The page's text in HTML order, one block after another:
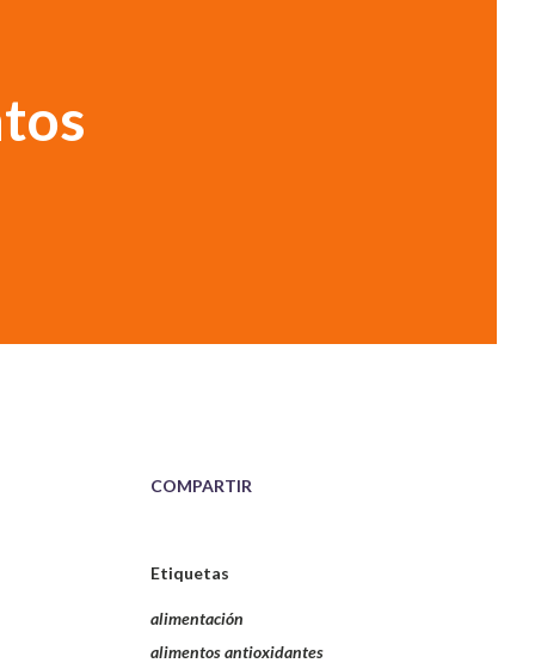
COMPARTIR
Etiquetas
alimentación
alimentos antioxidantes